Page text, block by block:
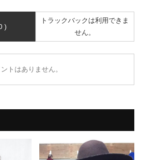
)
トラックバックは利用できま
せん。
トはありません。